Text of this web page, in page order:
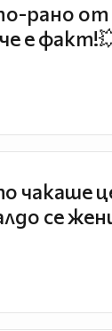
рано
е
чакаше
се